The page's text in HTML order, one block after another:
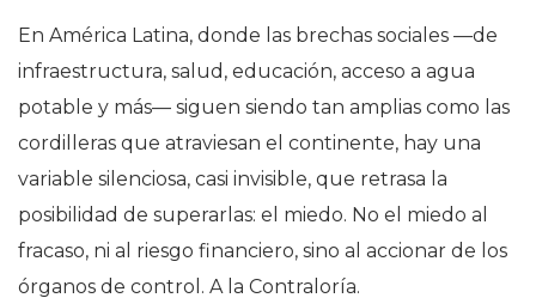
En América Latina, donde las brechas sociales —de
infraestructura, salud, educación, acceso a agua
potable y más— siguen siendo tan amplias como las
cordilleras que atraviesan el continente, hay una
variable silenciosa, casi invisible, que retrasa la
posibilidad de superarlas: el miedo. No el miedo al
fracaso, ni al riesgo financiero, sino al accionar de los
órganos de control. A la Contraloría.